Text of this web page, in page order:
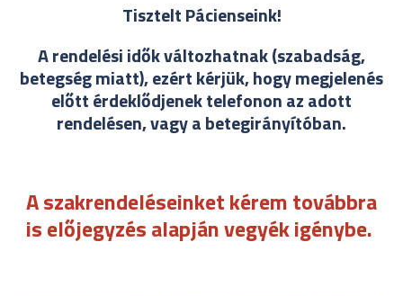
Tisztelt Pácienseink!
A rendelési idők változhatnak (szabadság,
betegség miatt), ezért kérjük, hogy megjelenés
előtt érdeklődjenek telefonon az adott
rendelésen, vagy a betegirányítóban.
A szakrendeléseinket kérem továbbra
is előjegyzés alapján vegyék igénybe.